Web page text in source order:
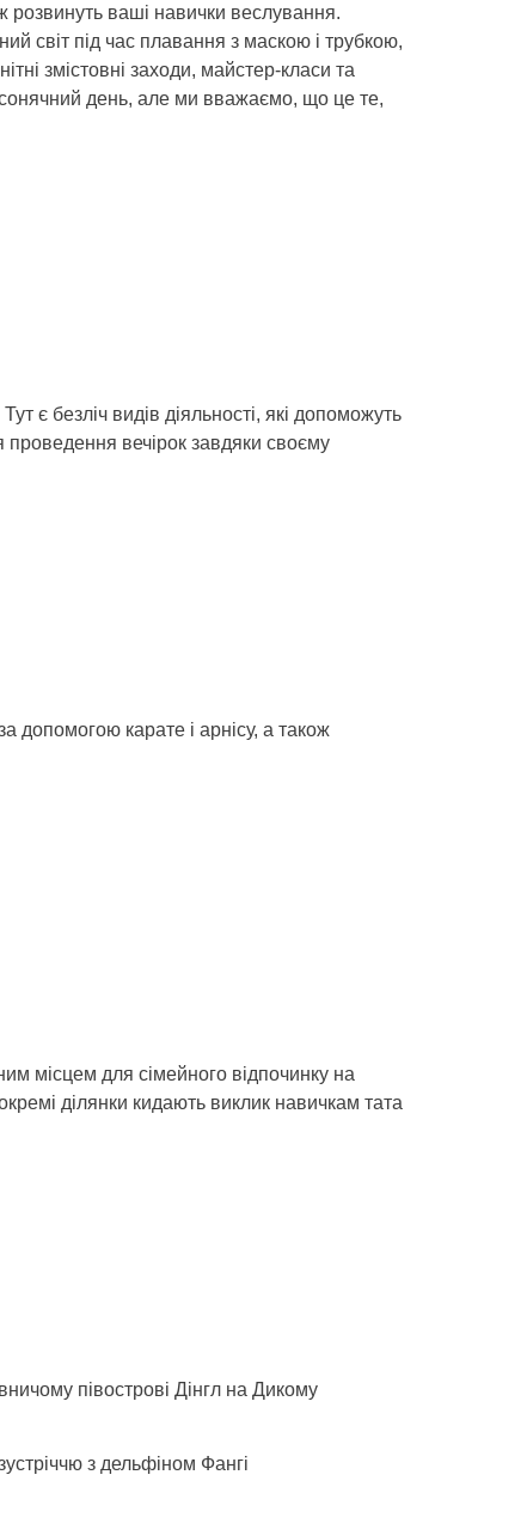
розвинуть ваші навички веслування.
світ під час плавання з маскою і трубкою,
змістовні заходи, майстер-класи та
сонячний день, але ми вважаємо, що це те,
є безліч видів діяльності, які допоможуть
вечірок завдяки своєму
допомогою карате і арнісу, а також
місцем для сімейного відпочинку на
ділянки кидають виклик навичкам тата
півострові Дінгл на Дикому
з дельфіном Фангі